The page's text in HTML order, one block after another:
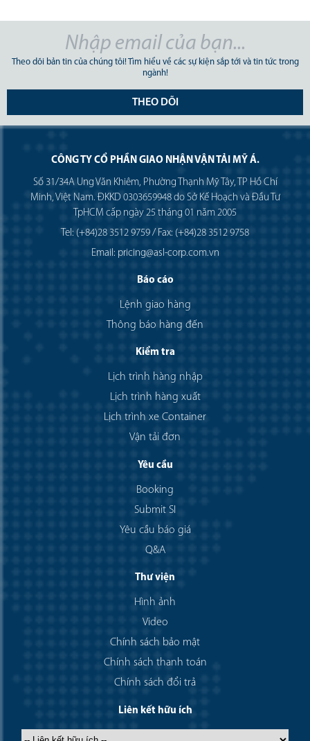
Theo dõi bản tin của chúng tôi! Tìm hiểu về các sự kiện sắp tới và tin tức trong
ngành!
THEO DÕI
CÔNG TY CỔ PHẦN GIAO NHẬN VẬN TẢI MỸ Á.
Số 31/34A Ung Văn Khiêm, Phường Thạnh Mỹ Tây, TP Hồ Chí
Minh, Việt Nam. ĐKKD 0303659948 do Sở Kế Hoạch và Đầu Tư
TpHCM cấp ngày 25 tháng 01 năm 2005
Tel: (+84)28 3512 9759 / Fax: (+84)28 3512 9758
Email: pricing@asl-corp.com.vn
Báo cáo
Lệnh giao hàng
Thông báo hàng đến
Kiểm tra
Lịch trình hàng nhập
Lịch trình hàng xuất
Lịch trình xe Container
Vận tải đơn
Yêu cầu
Booking
Submit SI
Yêu cầu báo giá
Q&A
Thư viện
Hình ảnh
Video
Chính sách bảo mật
Chính sách thanh toán
Chính sách đổi trả
Liên kết hữu ích